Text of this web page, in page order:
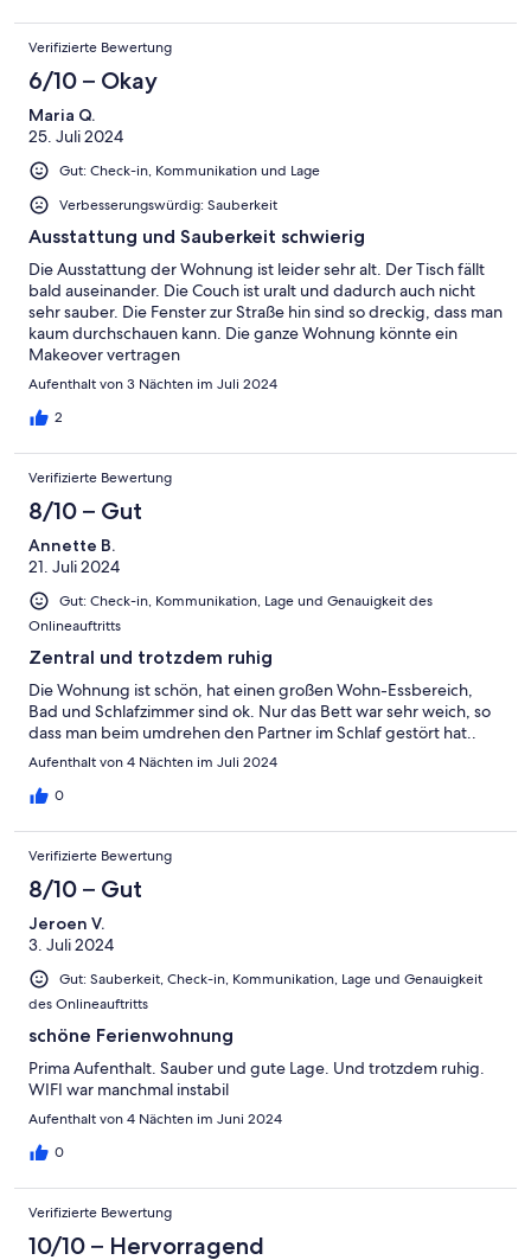
Verifizierte Bewertung
6/10 – Okay
Maria Q.
25. Juli 2024
Gut: Check-in, Kommunikation und Lage
Verbesserungswürdig: Sauberkeit
Ausstattung und Sauberkeit schwierig
Die Ausstattung der Wohnung ist leider sehr alt. Der Tisch fällt
bald auseinander. Die Couch ist uralt und dadurch auch nicht
sehr sauber. Die Fenster zur Straße hin sind so dreckig, dass man
kaum durchschauen kann. Die ganze Wohnung könnte ein
Makeover vertragen
Aufenthalt von 3 Nächten im Juli 2024
2
Verifizierte Bewertung
8/10 – Gut
Annette B.
21. Juli 2024
Gut: Check-in, Kommunikation, Lage und Genauigkeit des
Onlineauftritts
Zentral und trotzdem ruhig
Die Wohnung ist schön, hat einen großen Wohn-Essbereich,
Bad und Schlafzimmer sind ok. Nur das Bett war sehr weich, so
dass man beim umdrehen den Partner im Schlaf gestört hat..
Aufenthalt von 4 Nächten im Juli 2024
0
Verifizierte Bewertung
8/10 – Gut
Jeroen V.
3. Juli 2024
Gut: Sauberkeit, Check-in, Kommunikation, Lage und Genauigkeit
des Onlineauftritts
schöne Ferienwohnung
Prima Aufenthalt. Sauber und gute Lage. Und trotzdem ruhig.
WIFI war manchmal instabil
Aufenthalt von 4 Nächten im Juni 2024
0
Verifizierte Bewertung
10/10 – Hervorragend